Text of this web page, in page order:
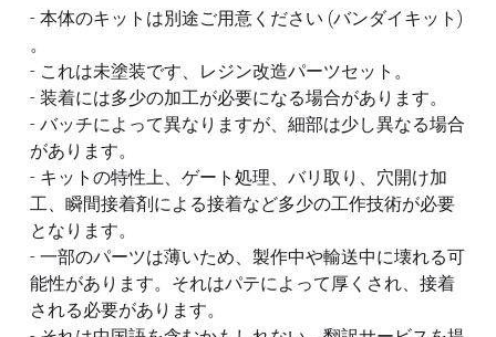
- 本体のキットは別途ご用意ください (バンダイキット)
。
- これは未塗装です、レジン改造パーツセット。
- 装着には多少の加工が必要になる場合があります。
- バッチによって異なりますが、細部は少し異なる場合
があります。
- キットの特性上、ゲート処理、バリ取り、穴開け加
工、瞬間接着剤による接着など多少の工作技術が必要
となります。
- 一部のパーツは薄いため、製作中や輸送中に壊れる可
能性があります。それはパテによって厚くされ、接着
される必要があります。